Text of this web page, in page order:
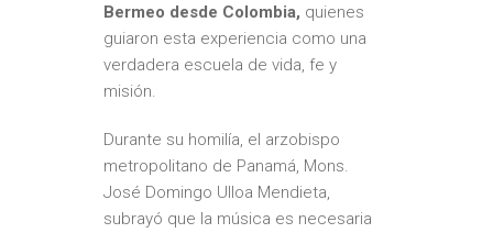
Bermeo desde Colombia, quienes
guiaron esta experiencia como una
verdadera escuela de vida, fe y
misión.
Durante su homilía, el arzobispo
metropolitano de Panamá, Mons.
José Domingo Ulloa Mendieta,
subrayó que la música es necesaria